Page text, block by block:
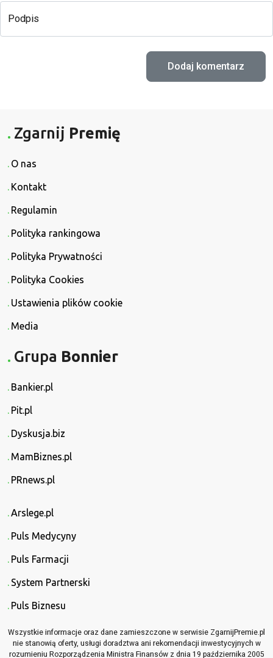
Podpis
Zgarnij Premię
O nas
Kontakt
Regulamin
Polityka rankingowa
Polityka Prywatności
Polityka Cookies
Ustawienia plików cookie
Media
Grupa Bonnier
Bankier.pl
Pit.pl
Dyskusja.biz
MamBiznes.pl
PRnews.pl
Arslege.pl
Puls Medycyny
Puls Farmacji
System Partnerski
Puls Biznesu
Wszystkie informacje oraz dane zamieszczone w serwisie ZgarnijPremie.pl
nie stanowią oferty, usługi doradztwa ani rekomendacji inwestycyjnych w
rozumieniu Rozporządzenia Ministra Finansów z dnia 19 października 2005